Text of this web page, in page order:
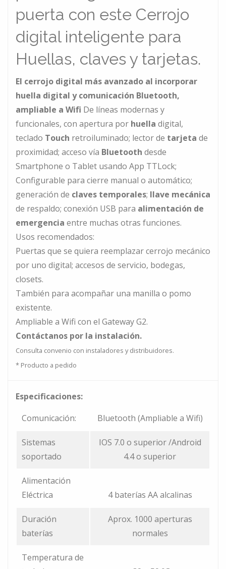
puerta con este Cerrojo
digital inteligente para
Huellas, claves y tarjetas.
El cerrojo digital más avanzado al incorporar
huella digital y comunicación Bluetooth,
ampliable a Wifi De líneas modernas y
funcionales, con apertura por huella digital,
teclado Touch retroiluminado; lector de tarjeta de
proximidad; acceso vía Bluetooth desde
Smartphone o Tablet usando App TTLock;
Configurable para cierre manual o automático;
generación de claves temporales; llave mecánica
de respaldo; conexión USB para alimentación de
emergencia entre muchas otras funciones.
Usos recomendados:
Puertas que se quiera reemplazar cerrojo mecánico
por uno digital; accesos de servicio, bodegas,
closets.
También para acompañar una manilla o pomo
existente.
Ampliable a Wifi con el Gateway G2.
Contáctanos por la instalación.
Consulta convenio con instaladores y distribuidores.
* Producto a pedido
Especificaciones:
Comunicación:
Bluetooth (Ampliable a Wifi)
Sistemas
soportado
IOS 7.0 o superior /Android
4.4 o superior
Alimentación
Eléctrica
4 baterías AA alcalinas
Duración
baterías
Aprox. 1000 aperturas
normales
Temperatura de